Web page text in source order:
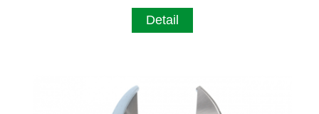
Detail